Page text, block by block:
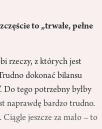
to „trwałe, pełne
rzeczy, z których jest
dokonać bilansu
Do tego potrzebny byłby
naprawdę bardzo trudno.
jeszcze za mało – to